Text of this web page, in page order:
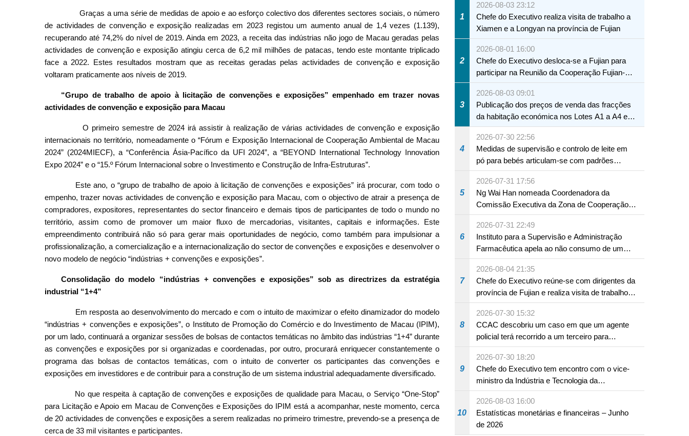
Graças a uma série de medidas de apoio e ao esforço colectivo dos diferentes sectores sociais, o número
de actividades de convenção e exposição realizadas em 2023 registou um aumento anual de 1,4 vezes (1.139),
recuperando até 74,2% do nível de 2019. Ainda em 2023, a receita das indústrias não jogo de Macau geradas pelas
actividades de convenção e exposição atingiu cerca de 6,2 mil milhões de patacas, tendo este montante triplicado
face a 2022. Estes resultados mostram que as receitas geradas pelas actividades de convenção e exposição
voltaram praticamente aos níveis de 2019.
“Grupo de trabalho de apoio à licitação de convenções e exposições” empenhado em trazer novas
actividades de convenção e exposição para Macau
O primeiro semestre de 2024 irá assistir à realização de várias actividades de convenção e exposição
internacionais no território, nomeadamente o “Fórum e Exposição Internacional de Cooperação Ambiental de Macau
2024” (2024MIECF), a “Conferência Ásia-Pacífico da UFI 2024”, a “BEYOND International Technology Innovation
Expo 2024” e o “15.º Fórum Internacional sobre o Investimento e Construção de Infra-Estruturas”.
Este ano, o “grupo de trabalho de apoio à licitação de convenções e exposições” irá procurar, com todo o
empenho, trazer novas actividades de convenção e exposição para Macau, com o objectivo de atrair a presença de
compradores, expositores, representantes do sector financeiro e demais tipos de participantes de todo o mundo no
território, assim como de promover um maior fluxo de mercadorias, visitantes, capitais e informações. Este
empreendimento contribuirá não só para gerar mais oportunidades de negócio, como também para impulsionar a
profissionalização, a comercialização e a internacionalização do sector de convenções e exposições e desenvolver o
novo modelo de negócio “indústrias + convenções e exposições”.
Consolidação do modelo “indústrias + convenções e exposições” sob as directrizes da estratégia
industrial “1+4”
Em resposta ao desenvolvimento do mercado e com o intuito de maximizar o efeito dinamizador do modelo
“indústrias + convenções e exposições”, o Instituto de Promoção do Comércio e do Investimento de Macau (IPIM),
por um lado, continuará a organizar sessões de bolsas de contactos temáticas no âmbito das indústrias “1+4” durante
as convenções e exposições por si organizadas e coordenadas, por outro, procurará enriquecer constantemente o
programa das bolsas de contactos temáticas, com o intuito de converter os participantes das convenções e
exposições em investidores e de contribuir para a construção de um sistema industrial adequadamente diversificado.
No que respeita à captação de convenções e exposições de qualidade para Macau, o Serviço “One-Stop”
para Licitação e Apoio em Macau de Convenções e Exposições do IPIM está a acompanhar, neste momento, cerca
de 20 actividades de convenções e exposições a serem realizadas no primeiro trimestre, prevendo-se a presença de
cerca de 33 mil visitantes e participantes.
1
2026-08-03 23:12
Chefe do Executivo realiza visita de trabalho a
Xiamen e a Longyan na província de Fujian
2
2026-08-01 16:00
Chefe do Executivo desloca-se a Fujian para
participar na Reunião da Cooperação Fujian-
Macau
3
2026-08-03 09:01
Publicação dos preços de venda das fracções
da habitação económica nos Lotes A1 a A4 e
A12 da Zona A dos Novos Aterros
4
2026-07-30 22:56
Medidas de supervisão e controlo de leite em
pó para bebés articulam-se com padrões
internacionais Serviços interdepartamentais
envidam esforços para assegurar a saúde dos
bebés e crianças, assim como a segurança
alimentar
5
2026-07-31 17:56
Ng Wai Han nomeada Coordenadora da
Comissão Executiva da Zona de Cooperação
Aprofundada entre Guangdong e Macau em
Hengqin
6
2026-07-31 22:49
Instituto para a Supervisão e Administração
Farmacêutica apela ao não consumo de um
produto com substâncias medicamentosas
ocidentais
7
2026-08-04 21:35
Chefe do Executivo reúne-se com dirigentes da
província de Fujian e realiza visita de trabalho
em Fuzhou
8
2026-07-30 15:32
CCAC descobriu um caso em que um agente
policial terá recorrido a um terceiro para
assumir por si a culpa na sequência de uma
infracção rodoviária
9
2026-07-30 18:20
Chefe do Executivo tem encontro com o vice-
ministro da Indústria e Tecnologia da
Informação
10
2026-08-03 16:00
Estatísticas monetárias e financeiras – Junho
de 2026